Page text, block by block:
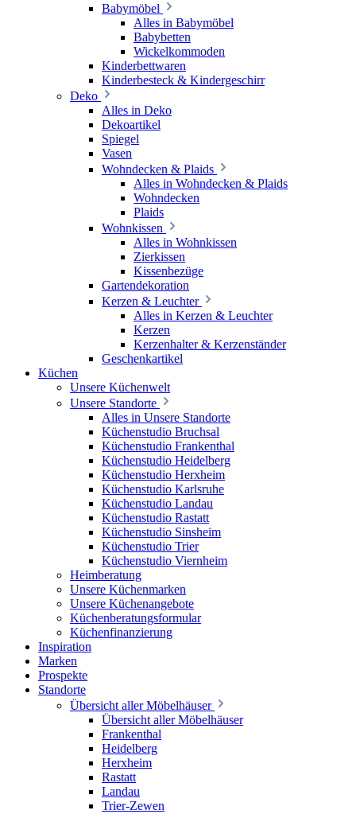
Babymöbel
Alles in Babymöbel
Babybetten
Wickelkommoden
Kinderbettwaren
Kinderbesteck & Kindergeschirr
Deko
Alles in Deko
Dekoartikel
Spiegel
Vasen
Wohndecken & Plaids
Alles in Wohndecken & Plaids
Wohndecken
Plaids
Wohnkissen
Alles in Wohnkissen
Zierkissen
Kissenbezüge
Gartendekoration
Kerzen & Leuchter
Alles in Kerzen & Leuchter
Kerzen
Kerzenhalter & Kerzenständer
Geschenkartikel
Küchen
Unsere Küchenwelt
Unsere Standorte
Alles in Unsere Standorte
Küchenstudio Bruchsal
Küchenstudio Frankenthal
Küchenstudio Heidelberg
Küchenstudio Herxheim
Küchenstudio Karlsruhe
Küchenstudio Landau
Küchenstudio Rastatt
Küchenstudio Sinsheim
Küchenstudio Trier
Küchenstudio Viernheim
Heimberatung
Unsere Küchenmarken
Unsere Küchenangebote
Küchenberatungsformular
Küchenfinanzierung
Inspiration
Marken
Prospekte
Standorte
Übersicht aller Möbelhäuser
Übersicht aller Möbelhäuser
Frankenthal
Heidelberg
Herxheim
Rastatt
Landau
Trier-Zewen